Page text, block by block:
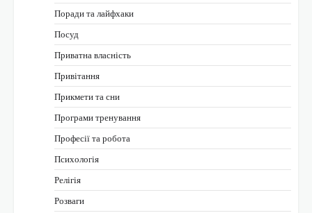
Поради та лайфхаки
Посуд
Приватна власність
Привітання
Прикмети та сни
Програми тренування
Професії та робота
Психологія
Релігія
Розваги